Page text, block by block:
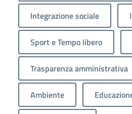
Integrazione sociale
Sport e Tempo libero
Trasparenza amministrativa
Ambiente